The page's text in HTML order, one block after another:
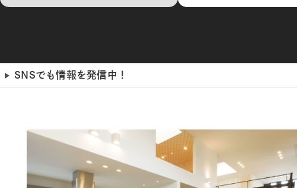
SNSでも情報を発信中！